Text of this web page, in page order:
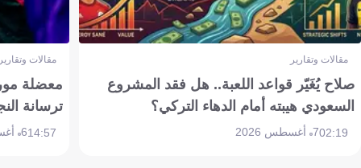
مقالات وتقارير
صلاح يُغَيّر قواعد اللعبة.. هل فقد المشروع
السعودي هيبته أمام الدهاء التركي؟
02:197 أغسطس 2026
مقالات
معضلة
ترسانة
14:576 أغسطس 2026